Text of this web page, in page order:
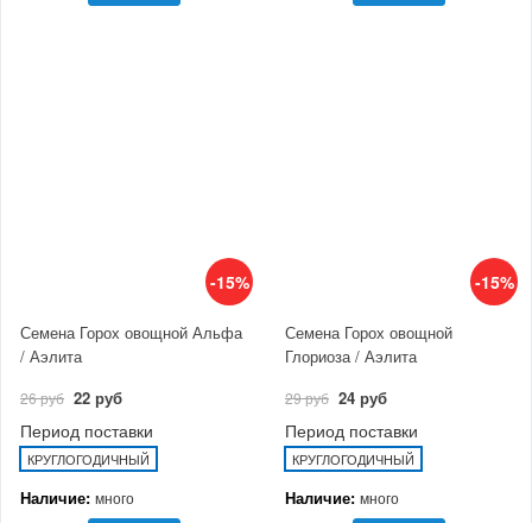
-15%
Семена Горох овощной Альфа
/ Аэлита
26 руб 22 руб
Период поставки
КРУГЛОГОДИЧНЫЙ
Наличие: много
-15%
Семена Горох овощной
Глориоза / Аэлита
29 руб 24 руб
Период поставки
КРУГЛОГОДИЧНЫЙ
Наличие: много